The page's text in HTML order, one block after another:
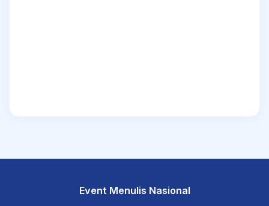
Event Menulis Nasional